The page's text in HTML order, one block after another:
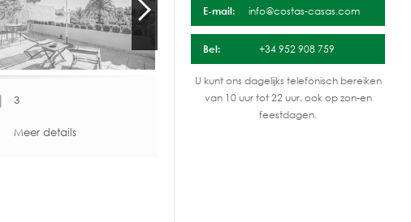
3
Meer details
E-mail: info@costas-casas.com
Bel: +34 952 908 759
U kunt ons dagelijks telefonisch bereiken
van 10 uur tot 22 uur, ook op zon-en
feestdagen.